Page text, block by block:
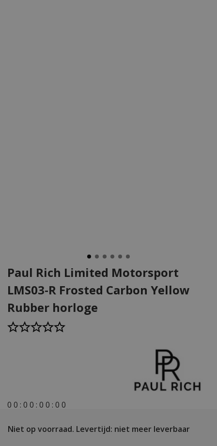
Paul Rich Limited Motorsport
LMS03-R Frosted Carbon Yellow
Rubber horloge
0 0 : 0 0 : 0 0 : 0 0
Niet op voorraad. Levertijd: niet meer leverbaar